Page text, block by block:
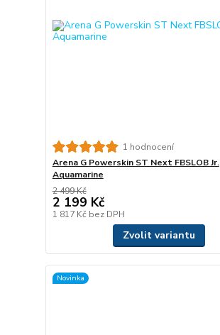
1 hodnocení
Arena G Powerskin ST Next FBSLOB Jr.
Aquamarine
2 499 Kč
2 199 Kč
1 817 Kč bez DPH
Zvolit variantu
Novinka